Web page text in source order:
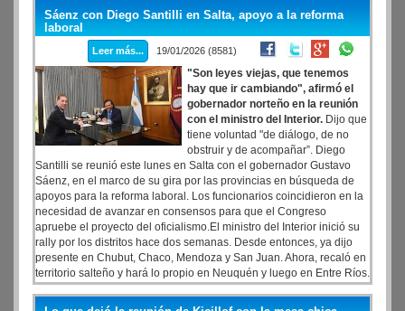
única partida que creció de manera sostenida durante el gobierno
de Milei, tanto en cantidad de beneficiarios como en poder de
compra real.
Sáenz con Diego Santilli en Salta, apoyo a la reforma
laboral
Leer más... 19/01/2026 (8581)
"Son leyes viejas, que tenemos
hay que ir cambiando", afirmó el
gobernador norteño en la reunión
con el ministro del Interior. Dijo que
tiene voluntad "de diálogo, de no
obstruir y de acompañar”. Diego
Santilli se reunió este lunes en Salta con el gobernador Gustavo
Sáenz, en el marco de su gira por las provincias en búsqueda de
apoyos para la reforma laboral. Los funcionarios coincidieron en la
necesidad de avanzar en consensos para que el Congreso
apruebe el proyecto del oficialismo.El ministro del Interior inició su
rally por los distritos hace dos semanas. Desde entonces, ya dijo
presente en Chubut, Chaco, Mendoza y San Juan. Ahora, recaló en
territorio salteño y hará lo propio en Neuquén y luego en Entre Ríos.
Durante la reunión con Sáenz, celebrada en la Casa de Gobierno